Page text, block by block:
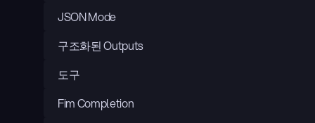
JSON Mode
구조화된 Outputs
도구
Fim Completion